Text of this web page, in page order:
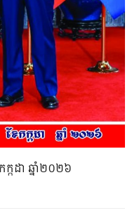
កដា ឆ្នាំ២០២៦